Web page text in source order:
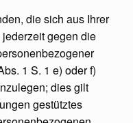
die sich aus Ihrer
gegen die
1 S. 1 e) oder f)
dies gilt
gestütztes